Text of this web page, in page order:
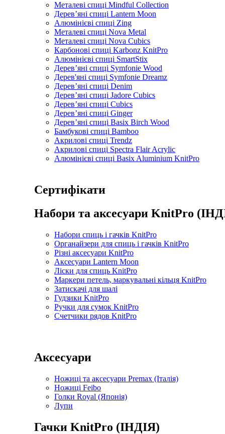
Металеві спиці Mindful Collection
Дерев’яні спиці Lantern Moon
Алюмінієві спиці Zing
Металеві спиці Nova Metal
Металеві спиці Nova Cubics
Карбонові спиці Karbonz KnitPro
Алюмінієві спиці SmartStix
Дерев’яні спиці Symfonie Wood
Дерев'яні спиці Symfonie Dreamz
Дерев’яні спиці Denim
Дерев’яні спиці Jadore Cubics
Дерев’яні спиці Cubics
Дерев’яні спиці Ginger
Дерев’яні спиці Basix Birch Wood
Бамбукові спиці Bamboo
Акрилові спиці Trendz
Акрилові спиці Spectra Flair Acrylic
Алюмінієві спиці Basix Aluminium KnitPro
Сертифікати
Набори та аксесуари KnitPro
Набори спиць і гачків KnitPro
Органайзери для спиць і гачків KnitPro
Різні аксесуари KnitPro
Аксесуари Lantern Moon
Ліски для спиць KnitPro
Маркери петель, маркувальні кільця KnitPro
Затискачі для шалі
Гудзики KnitPro
Ручки для сумок KnitPro
Счетчики рядов KnitPro
Аксесуари
Ножиці та аксесуари Premax (Італія)
Ножиці Feibo
Голки Royal (Японія)
Лупи
Гачки KnitPro (ІНДІЯ)